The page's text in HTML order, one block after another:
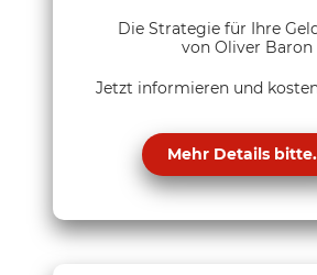
Die Strategie für Ihre
von Oliver Baron
Jetzt informieren und
Mehr Details